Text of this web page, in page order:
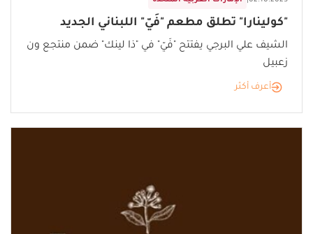
"كولينارا" تطلق مطعم "فَيّ" اللبناني الجديد
الشيف علي البرجي يفتتح "فَيّ" في "ذا لينك" ضمن منتجع ون
زعبيل
أعرف أكثر